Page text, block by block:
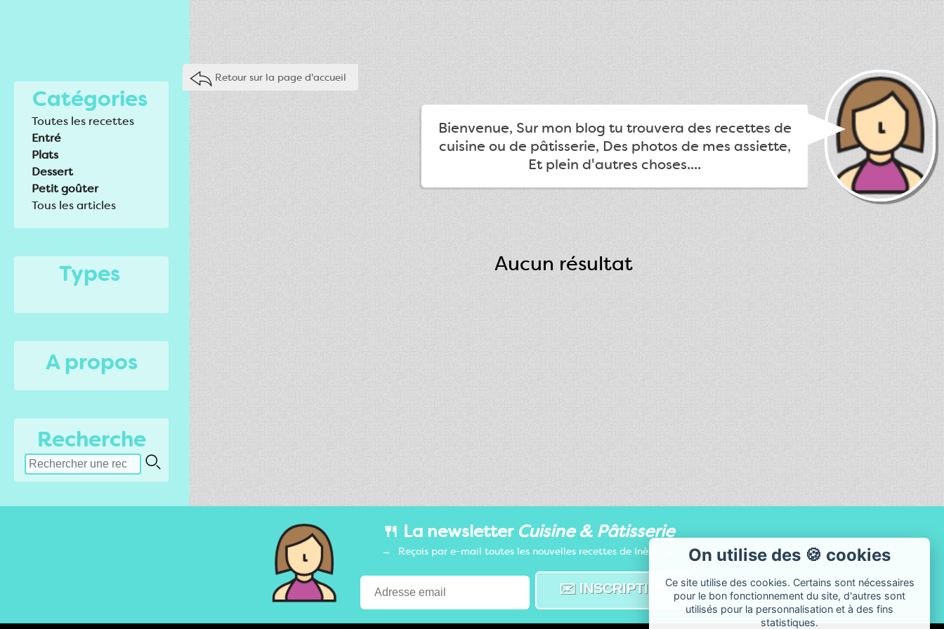
Catégories
Toutes les recettes
Entré
Plats
Dessert
Petit goûter
Tous les articles
Types
A propos
Recherche
Retour sur la page d'accueil
Bienvenue, Sur mon blog tu trouvera des recettes de
cuisine ou de pâtisserie, Des photos de mes assiette,
Et plein d'autres choses....
Aucun résultat
On utilise des 🍪 cookies
Ce site utilise des cookies. Certains sont nécessaires
pour le bon fonctionnement du site, d'autres sont
utilisés pour la personnalisation et à des fins
statistiques.
🍴 La newsletter Cuisine & Pâtisserie
Reçois par e-mail toutes les nouvelles recettes de Inès1.